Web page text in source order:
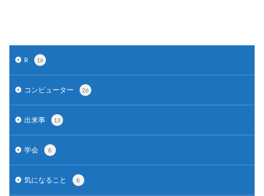
R 16
コンピューター 26
出来事 13
学会 8
気になること 8